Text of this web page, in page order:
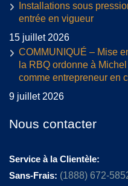
Installations sous
entrée en vigueur
15 juillet 2026
COMMUNIQUÉ – Mise
la RBQ ordonne à
comme entrepreneur en
9 juillet 2026
Nous contacter
Service à la Clientèle:
Sans-Frais: (1888) 672-